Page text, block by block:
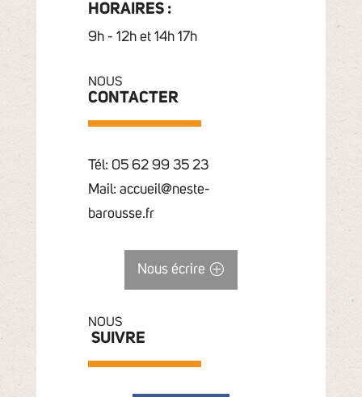
HORAIRES :
9h - 12h et 14h 17h
NOUS
CONTACTER
Tél: 05 62 99 35 23
Mail: accueil@neste-
barousse.fr
Nous écrire
NOUS
SUIVRE